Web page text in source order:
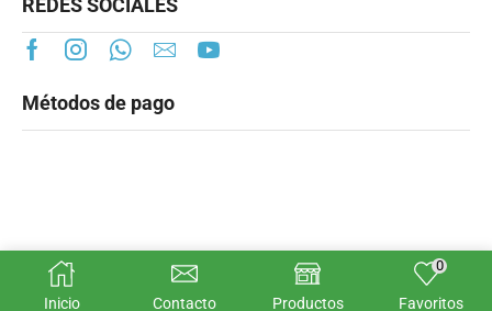
Inicio Contacto Productos
0
Favoritos
REDES SOCIALES
Métodos de pago
© Smartheater.es 2025